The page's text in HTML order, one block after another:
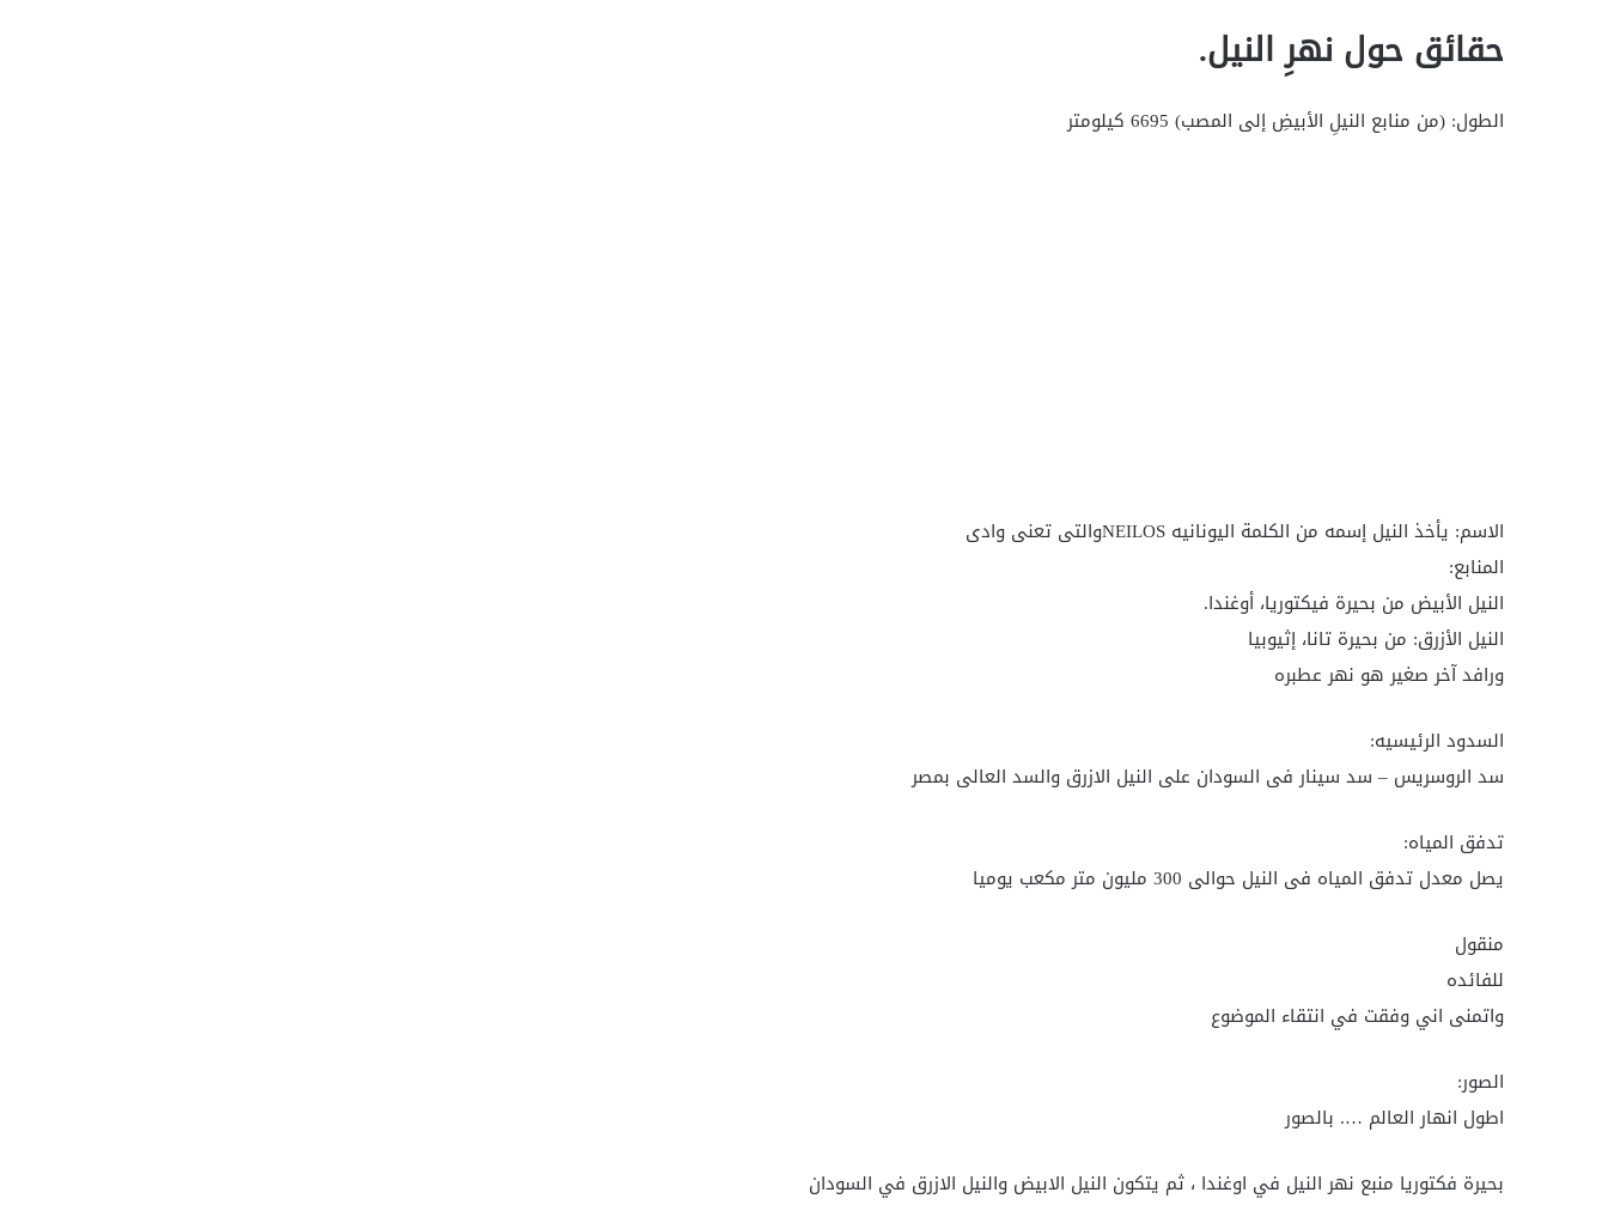
حقائق حول نهرِ النيل.
الطول: (من منابع النيلِ الأبيضِ إلى المصب) 6695 كيلومتر
الاسم: يأخذ النيل إسمه من الكلمة اليونانيه NEILOSوالتى تعنى وادى
المنابع:
النيل الأبيض من بحيرة فيكتوريا، أوغندا.
النيل الأزرق: من بحيرة تانا، إثيوبيا
ورافد آخر صغير هو نهر عطبره
السدود الرئيسيه:
سد الروسريس – سد سينار فى السودان على النيل الازرق والسد العالى بمصر
تدفق المياه:
يصل معدل تدفق المياه فى النيل حوالى 300 مليون متر مكعب يوميا
منقول
للفائده
واتمنى اني وفقت في انتقاء الموضوع
الصور:
اطول انهار العالم …. بالصور
بحيرة فكتوريا منبع نهر النيل في اوغندا ، ثم يتكون النيل الابيض والنيل الازرق في السودان